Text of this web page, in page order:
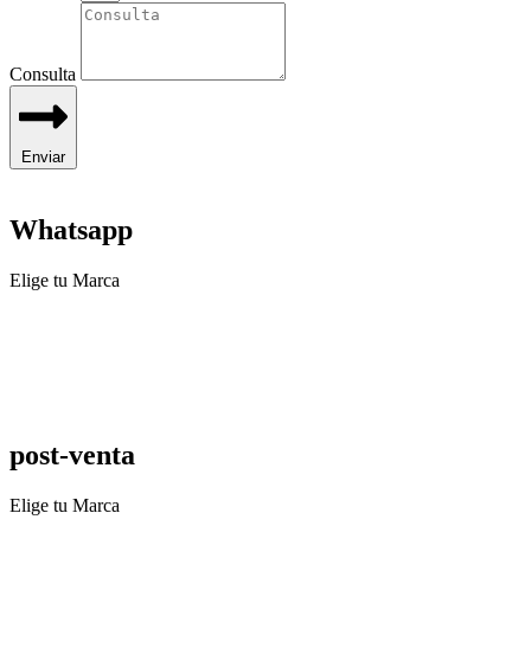
Consulta
Enviar
Whatsapp
Elige tu Marca
post-venta
Elige tu Marca